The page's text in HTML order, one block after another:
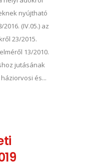
nyújtható
(IV.05.) az
23/2015.
13/2010.
jutásának
és...